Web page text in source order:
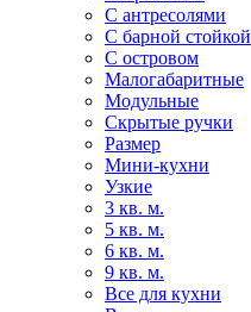
С антресолями
С барной стойкой
С островом
Малогабаритные
Модульные
Скрытые ручки
Размер
Мини-кухни
Узкие
3 кв. м.
5 кв. м.
6 кв. м.
9 кв. м.
Все для кухни